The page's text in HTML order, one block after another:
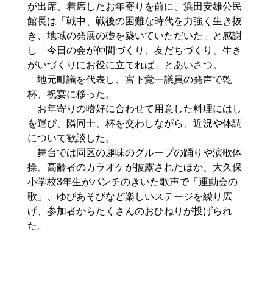
が出席。着席したお年寄りを前に、浜田安雄公民
館長は「戦中、戦後の困難な時代を力強く生き抜
き、地域の発展の礎を築いていただいた」と感謝
し「今日の会が仲間づくり、友だちづくり、生き
がいづくりにお役に立てれば」とあいさつ。
地元町議を代表し、宮下覚一議員の発声で乾
杯、祝宴に移った。
お年寄りの嗜好に合わせて用意した料理にはし
を運び、隣同士、杯を交わしながら、近況や体調
について歓談した。
舞台では同区の趣味のグループの踊りや演歌体
操、高齢者のカラオケが披露されたほか、大久保
小学校3年生がパンチのきいた歌声で「運動会の
歌」、ゆびあそびなど楽しいステージを繰り広
げ、参加者からたくさんのおひねりが投げられ
た。